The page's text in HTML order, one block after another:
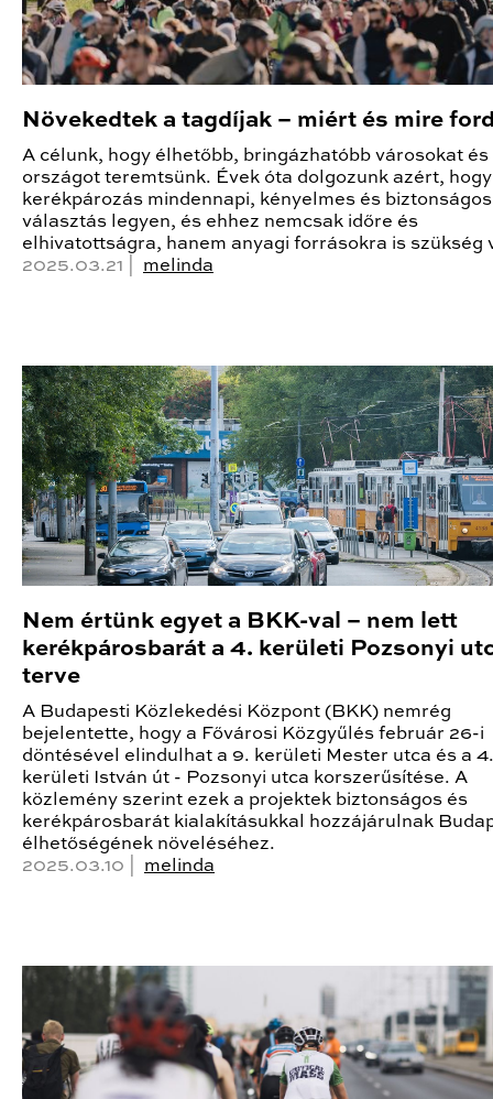
Növekedtek a tagdíjak – miért és mire
A célunk, hogy élhetőbb, bringázhatóbb városokat és
országot teremtsünk. Évek óta dolgozunk azért,
kerékpározás mindennapi, kényelmes és biztonságos
választás legyen, és ehhez nemcsak időre és
elhivatottságra, hanem anyagi forrásokra is szükség
2025.03.21 | melinda
Nem értünk egyet a BKK-val – nem lett
kerékpárosbarát a 4. kerületi Pozsonyi
terve
A Budapesti Közlekedési Központ (BKK) nemrég
bejelentette, hogy a Fővárosi Közgyűlés február 26-i
döntésével elindulhat a 9. kerületi Mester utca és a 4.
kerületi István út - Pozsonyi utca korszerűsítése. A
közlemény szerint ezek a projektek biztonságos és
kerékpárosbarát kialakításukkal hozzájárulnak
élhetőségének növeléséhez.
2025.03.10 | melinda